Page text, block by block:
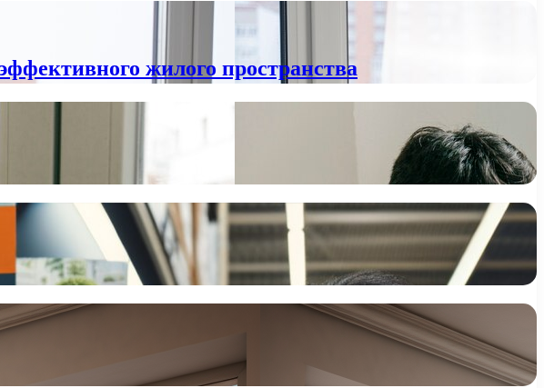
жилого пространства